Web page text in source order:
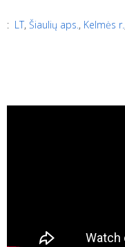
: LT, Šiaulių aps., Kelmės r.